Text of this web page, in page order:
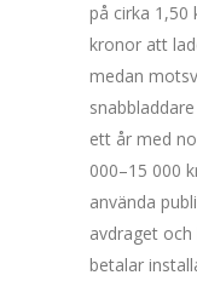
på cirka 1,50
kronor att
medan
ett år med
000–15 000
använda
avdraget
betalar